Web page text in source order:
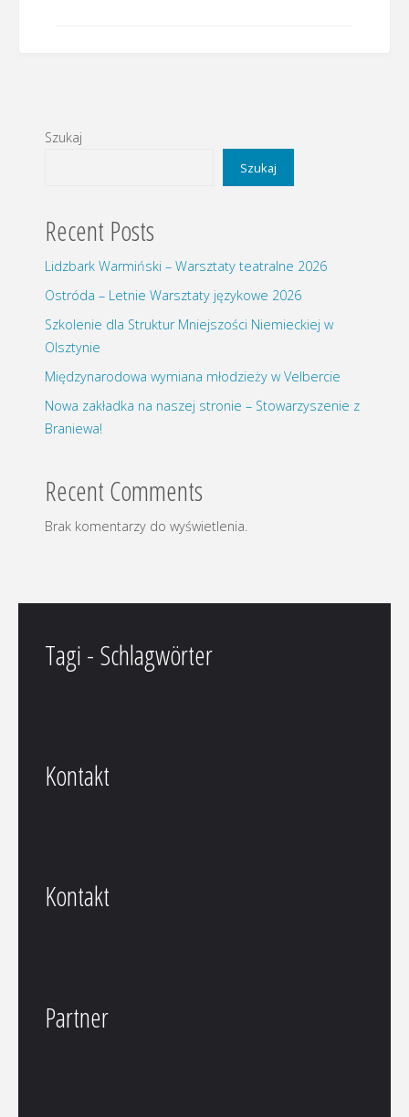
Szukaj
Szukaj
Recent Posts
Lidzbark Warmiński – Warsztaty teatralne 2026
Ostróda – Letnie Warsztaty językowe 2026
Szkolenie dla Struktur Mniejszości Niemieckiej w
Olsztynie
Międzynarodowa wymiana młodzieży w Velbercie
Nowa zakładka na naszej stronie – Stowarzyszenie z
Braniewa!
Recent Comments
Brak komentarzy do wyświetlenia.
Tagi - Schlagwörter
Kontakt
Kontakt
Partner